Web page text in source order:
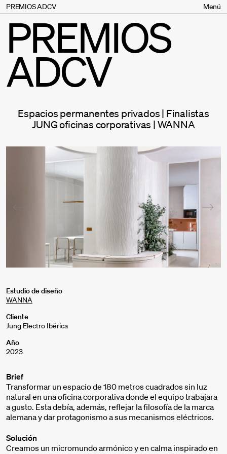
PREMIOS ADCV
Bases
Jurado
Inscripción
Palmarés
Premios especiales
Supporters
Contacto
Menú
PREMIOS
ADCV
Espacios permanentes privados | Finalistas
JUNG oficinas corporativas | WANNA
Estudio de diseño
WANNA
Cliente
Jung Electro Ibérica
Año
2023
Brief
Transformar un espacio de 180 metros cuadrados sin luz
natural en una oficina corporativa donde el equipo trabajara
a gusto. Esta debía, además, reflejar la filosofía de la marca
alemana y dar protagonismo a sus mecanismos eléctricos.
Solución
Creamos un micromundo armónico y en calma inspirado en